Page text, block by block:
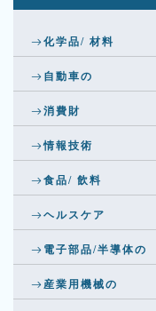
化学品/ 材料
自動車の
消費財
情報技術
食品/ 飲料
ヘルスケア
電子部品/半導体の
産業用機械の